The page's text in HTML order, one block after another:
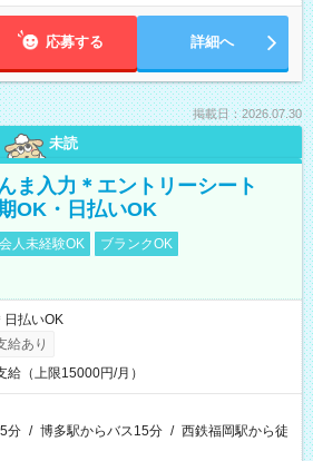
応募する 詳細へ
掲載日：2026.07.30
未読
ま入力＊エントリーシート
OK・日払いOK
人未経験OK
ブランクOK
払いOK
給あり
給（上限15000円/月）
分 / 博多駅からバス15分 / 西鉄福岡駅から徒